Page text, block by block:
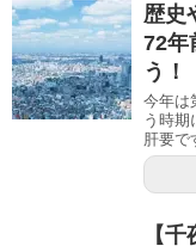
歴史
72年
う！
今年は
う時期
肝要で
【